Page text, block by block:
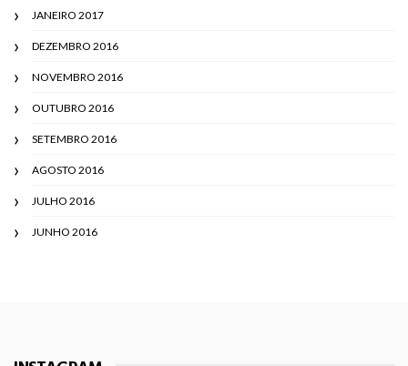
JANEIRO 2017
DEZEMBRO 2016
NOVEMBRO 2016
OUTUBRO 2016
SETEMBRO 2016
AGOSTO 2016
JULHO 2016
JUNHO 2016